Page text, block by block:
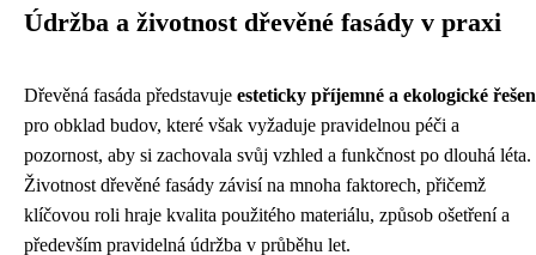
Údržba a životnost dřevěné fasády v praxi
Dřevěná fasáda představuje esteticky příjemné a ekologické
pro obklad budov, které však vyžaduje pravidelnou péči a
pozornost, aby si zachovala svůj vzhled a funkčnost po dlouhá léta.
Životnost dřevěné fasády závisí na mnoha faktorech, přičemž
klíčovou roli hraje kvalita použitého materiálu, způsob ošetření a
především pravidelná údržba v průběhu let.